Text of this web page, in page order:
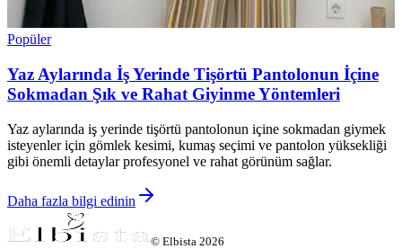
Popüler
Yaz Aylarında İş Yerinde Tişörtü Pantolonun İçine
Sokmadan Şık ve Rahat Giyinme Yöntemleri
Yaz aylarında iş yerinde tişörtü pantolonun içine sokmadan giymek
isteyenler için gömlek kesimi, kumaş seçimi ve pantolon yüksekliği
gibi önemli detaylar profesyonel ve rahat görünüm sağlar.
Daha fazla bilgi edinin
© Elbista 2026